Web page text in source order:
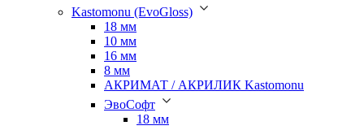
Kastomonu (EvoGloss)
18 мм
10 мм
16 мм
8 мм
АКРИМАТ / АКРИЛИК Kastomonu
ЭвоСофт
18 мм